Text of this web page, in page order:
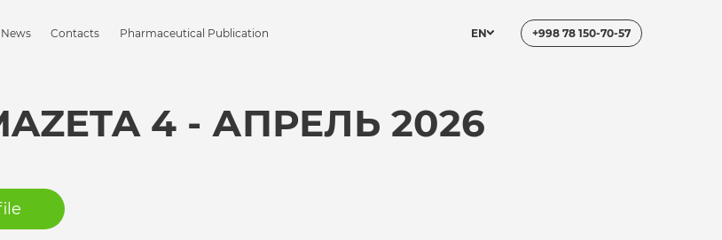
News Contacts Pharmaceutical Publication EN +998 78 150-70-57
4 - АПРЕЛЬ 2026